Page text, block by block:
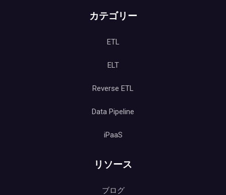
カテゴリー
ETL
ELT
Reverse ETL
Data Pipeline
iPaaS
リソース
ブログ